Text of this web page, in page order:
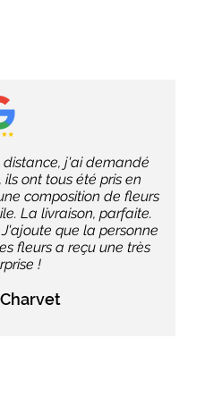
j'ai demandé
ont tous été pris en
composition de fleurs
La livraison, parfaite.
que la personne
fleurs a reçu une très
!